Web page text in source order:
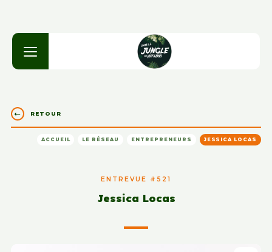
RETOUR
ACCUEIL LE RÉSEAU ENTREPRENEURS JESSICA LOCAS
ENTREVUE #521
Jessica Locas